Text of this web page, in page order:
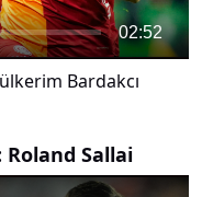
02:52
Bardakcı
Sallai